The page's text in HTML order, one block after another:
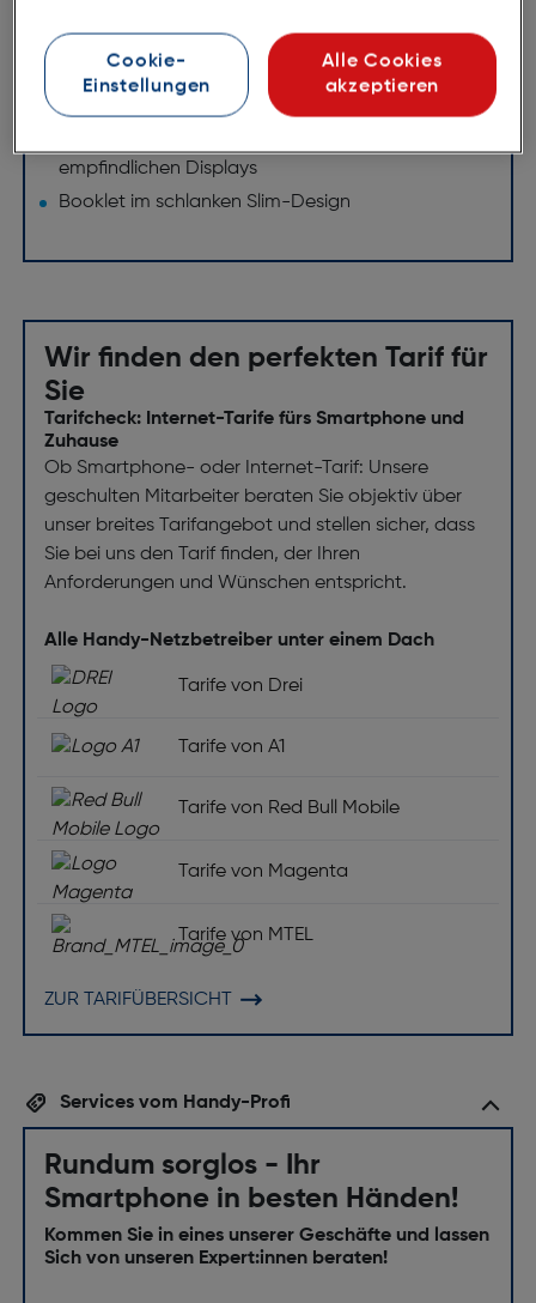
Booklet mit verstecktem Magnetverschluss
Standfunktion zum Ansehen von Videos
Einsteckfächer für Karten oder Ähnliches
empfindlichen Displays
Booklet im schlanken Slim-Design
Wir finden den perfekten Tarif für
Sie
Tarifcheck: Internet-Tarife fürs Smartphone und
Zuhause
Ob Smartphone- oder Internet-Tarif: Unsere
geschulten Mitarbeiter beraten Sie objektiv über
unser breites Tarifangebot und stellen sicher, dass
Sie bei uns den Tarif finden, der Ihren
Anforderungen und Wünschen entspricht.
Alle Handy-Netzbetreiber unter einem Dach
Tarife von Drei
Tarife von A1
Tarife von Red Bull Mobile
Tarife von Magenta
Tarife von MTEL
ZUR TARIFÜBERSICHT
Services vom Handy-Profi
Rundum sorglos - Ihr
Smartphone in besten Händen!
Kommen Sie in eines unserer Geschäfte und lassen
Sich von unseren Expert:innen beraten!
Cookie-
Einstellungen
Alle Cookies
akzeptieren